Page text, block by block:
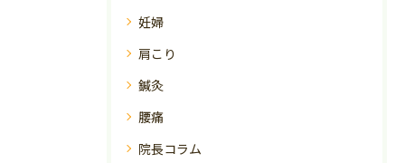
妊婦
肩こり
鍼灸
腰痛
院長コラム